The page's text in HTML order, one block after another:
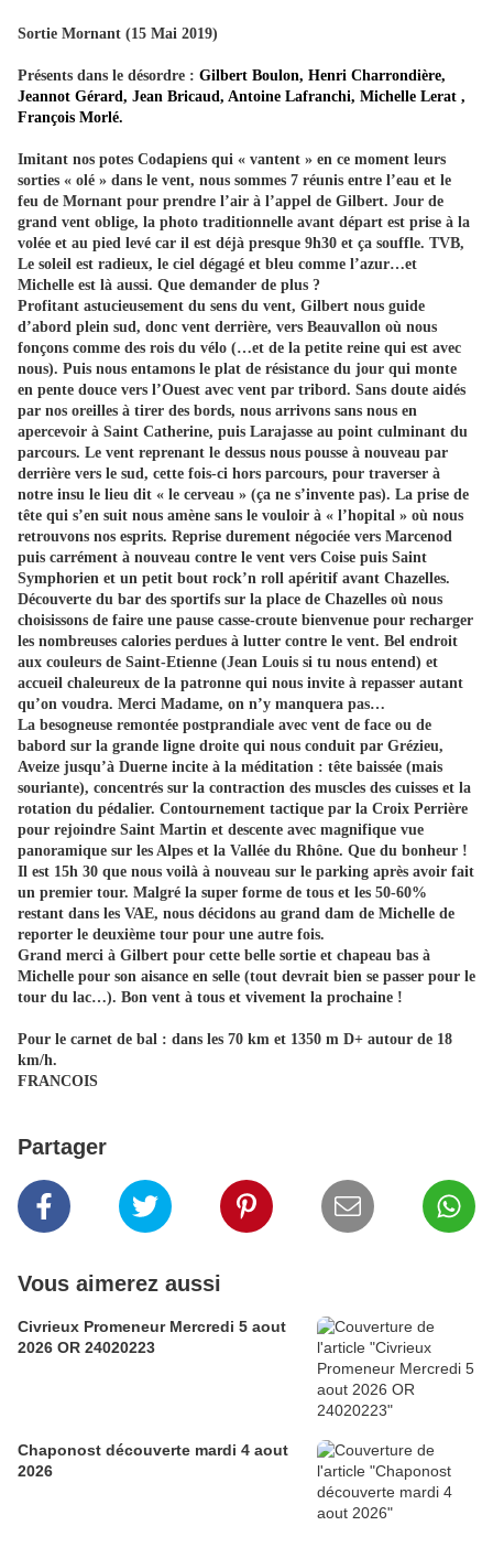
Sortie Mornant (15 Mai 2019)
Présents dans le désordre : Gilbert Boulon, Henri Charrondière,
Jeannot Gérard, Jean Bricaud, Antoine Lafranchi, Michelle Lerat ,
François Morlé.
Imitant nos potes Codapiens qui « vantent » en ce moment leurs
sorties « olé » dans le vent, nous sommes 7 réunis entre l’eau et le
feu de Mornant pour prendre l’air à l’appel de Gilbert. Jour de
grand vent oblige, la photo traditionnelle avant départ est prise à la
volée et au pied levé car il est déjà presque 9h30 et ça souffle. TVB,
Le soleil est radieux, le ciel dégagé et bleu comme l’azur…et
Michelle est là aussi. Que demander de plus ?
Profitant astucieusement du sens du vent, Gilbert nous guide
d’abord plein sud, donc vent derrière, vers Beauvallon où nous
fonçons comme des rois du vélo (…et de la petite reine qui est avec
nous). Puis nous entamons le plat de résistance du jour qui monte
en pente douce vers l’Ouest avec vent par tribord. Sans doute aidés
par nos oreilles à tirer des bords, nous arrivons sans nous en
apercevoir à Saint Catherine, puis Larajasse au point culminant du
parcours. Le vent reprenant le dessus nous pousse à nouveau par
derrière vers le sud, cette fois-ci hors parcours, pour traverser à
notre insu le lieu dit « le cerveau » (ça ne s’invente pas). La prise de
tête qui s’en suit nous amène sans le vouloir à « l’hopital » où nous
retrouvons nos esprits. Reprise durement négociée vers Marcenod
puis carrément à nouveau contre le vent vers Coise puis Saint
Symphorien et un petit bout rock’n roll apéritif avant Chazelles.
Découverte du bar des sportifs sur la place de Chazelles où nous
choisissons de faire une pause casse-croute bienvenue pour recharger
les nombreuses calories perdues à lutter contre le vent. Bel endroit
aux couleurs de Saint-Etienne (Jean Louis si tu nous entend) et
accueil chaleureux de la patronne qui nous invite à repasser autant
qu’on voudra. Merci Madame, on n’y manquera pas…
La besogneuse remontée postprandiale avec vent de face ou de
babord sur la grande ligne droite qui nous conduit par Grézieu,
Aveize jusqu’à Duerne incite à la méditation : tête baissée (mais
souriante), concentrés sur la contraction des muscles des cuisses et la
rotation du pédalier. Contournement tactique par la Croix Perrière
pour rejoindre Saint Martin et descente avec magnifique vue
panoramique sur les Alpes et la Vallée du Rhône. Que du bonheur !
Il est 15h 30 que nous voilà à nouveau sur le parking après avoir fait
un premier tour. Malgré la super forme de tous et les 50-60%
restant dans les VAE, nous décidons au grand dam de Michelle de
reporter le deuxième tour pour une autre fois.
Grand merci à Gilbert pour cette belle sortie et chapeau bas à
Michelle pour son aisance en selle (tout devrait bien se passer pour le
tour du lac…). Bon vent à tous et vivement la prochaine !
Pour le carnet de bal : dans les 70 km et 1350 m D+ autour de 18
km/h.
FRANCOIS
Partager
Vous aimerez aussi
Civrieux Promeneur Mercredi 5 aout
2026 OR 24020223
Chaponost découverte mardi 4 aout
2026